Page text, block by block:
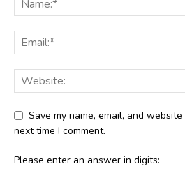
Save my name, email, and
next time I comment.
Please enter an answer in digits: